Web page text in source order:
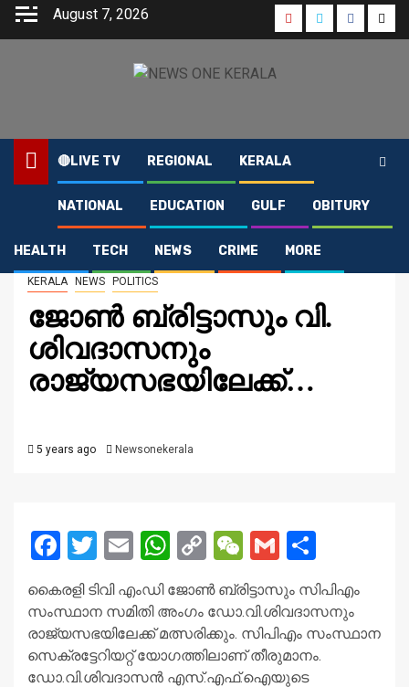
Skip
August 7, 2026 YoutubeInstagramFacebook
🔴LIVE TV REGIONAL KERALA
NATIONAL EDUCATION GULF OBITURY
HEALTH TECH NEWS CRIME MORE
2021 April
16
ജോണ്‍ ബ്രിട്ടാസും വി. ശിവദാസനും രാജ്യസഭയിലേക്ക്…
KERALA NEWS POLITICS
ജോണ്‍ ബ്രിട്ടാസും വി.
ശിവദാസനും
രാജ്യസഭയിലേക്ക്…
5 years ago Newsonekerala
Facebook
Twitter
EmailWhatsApp
Copy
Link
WeChat
Gmail
കൈരളി ടിവി എംഡി ജോണ്‍ ബ്രിട്ടാസും സിപിഎം
സംസ്ഥാന സമിതി അംഗം ഡോ.വി.ശിവദാസനും
രാജ്യസഭയിലേക്ക് മത്സരിക്കും. സിപിഎം സംസ്ഥാന
സെക്രട്ടേറിയറ്റ് യോഗത്തിലാണ് തീരുമാനം.
ഡോ.വി.ശിവദാസന്‍ എസ്.എഫ്.ഐയുടെ